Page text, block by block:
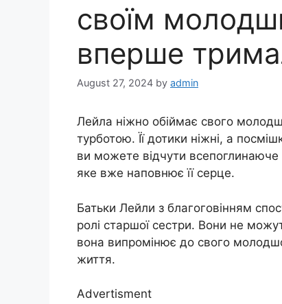
своїм
вперше
August 27, 2024 by admin
Лейла ніжно обіймає свого
турботою. Її дотики ніжні, а
ви можете відчути всепоглинаюче
яке вже наповнює її серце.
Батьки Лейли з благоговінням
ролі старшої сестри. Вони не
вона випромінює до свого
життя.
Advertisment